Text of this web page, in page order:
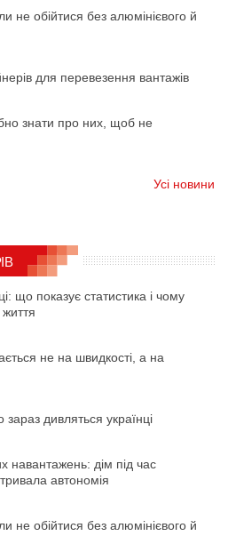
не обійтися без алюмінієвого й
для перевезення вантажів
знати про них, щоб не
Усі новини
що показує статистика і чому
не на швидкості, а на
дивляться українці
навантажень: дім під час
автономія
не обійтися без алюмінієвого й